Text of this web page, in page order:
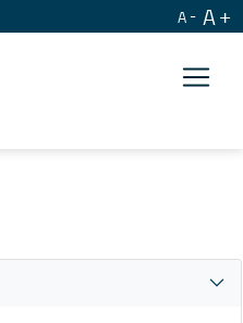
A A